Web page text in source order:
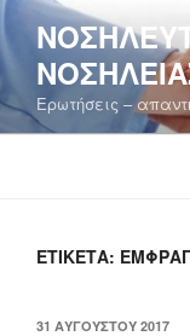
Μετάβαση
στο
περιεχόμενο
Ερωτήσεις –
ΕΤΙΚΈΤΑ:
ΔΗΜΟΣΙΕΎΤΗΚΕ
31 ΑΥΓΟΎΣΤΟΥ 2017